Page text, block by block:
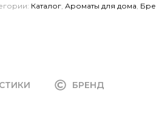
Каталог Ароматы для дома
БРЕНД